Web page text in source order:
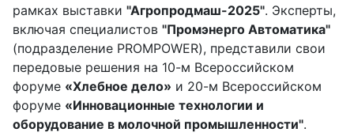
рамках выставки "Агропродмаш-2025". Эксперты,
включая специалистов "Промэнерго Автоматика"
(подразделение PROMPOWER), представили свои
передовые решения на 10-м Всероссийском
форуме «Хлебное дело» и 20-м Всероссийском
форуме «Инновационные технологии и
оборудование в молочной промышленности".